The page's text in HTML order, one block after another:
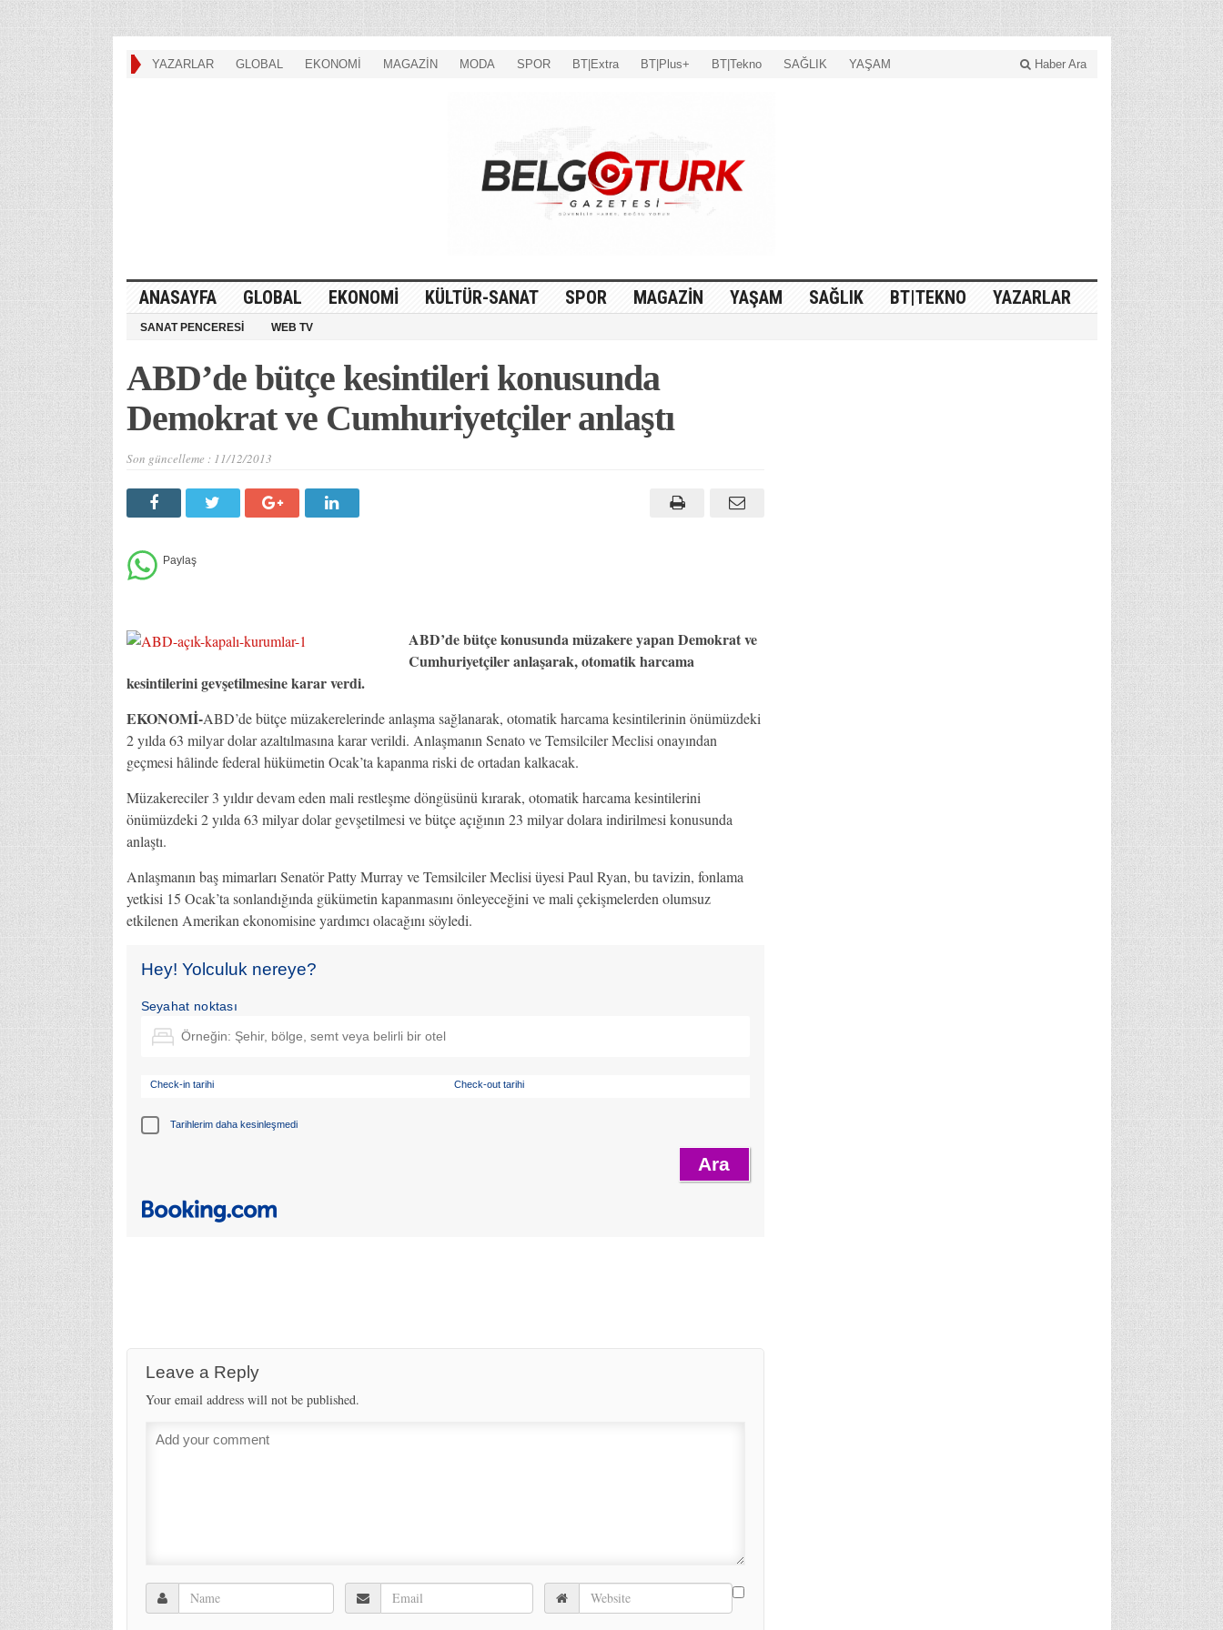
YAZARLAR GLOBAL EKONOMİ MAGAZİN MODA SPOR BT|Extra BT|Plus+ BT|Tekno SAĞLIK YAŞAM Haber Ara
ANASAYFA GLOBAL EKONOMİ KÜLTÜR-SANAT SPOR MAGAZİN YAŞAM SAĞLIK BT|TEKNO YAZARLAR
SANAT PENCERESİ WEB TV
ABD’de bütçe kesintileri konusunda
Demokrat ve Cumhuriyetçiler anlaştı
Son güncelleme : 11/12/2013
ABD’de bütçe konusunda müzakere yapan Demokrat ve
Cumhuriyetçiler anlaşarak, otomatik harcama
kesintilerini gevşetilmesine karar verdi.
EKONOMİ-ABD’de bütçe müzakerelerinde anlaşma sağlanarak, otomatik harcama kesintilerinin önümüzdeki
2 yılda 63 milyar dolar azaltılmasına karar verildi. Anlaşmanın Senato ve Temsilciler Meclisi onayından
geçmesi hâlinde federal hükümetin Ocak’ta kapanma riski de ortadan kalkacak.
Müzakereciler 3 yıldır devam eden mali restleşme döngüsünü kırarak, otomatik harcama kesintilerini
önümüzdeki 2 yılda 63 milyar dolar gevşetilmesi ve bütçe açığının 23 milyar dolara indirilmesi konusunda
anlaştı.
Anlaşmanın baş mimarları Senatör Patty Murray ve Temsilciler Meclisi üyesi Paul Ryan, bu tavizin, fonlama
yetkisi 15 Ocak’ta sonlandığında gükümetin kapanmasını önleyeceğini ve mali çekişmelerden olumsuz
etkilenen Amerikan ekonomisine yardımcı olacağını söyledi.
Hey! Yolculuk nereye?
Seyahat noktası
Check-in tarihi Check-out tarihi
Tarihlerim daha kesinleşmedi
Leave a Reply
Your email address will not be published.